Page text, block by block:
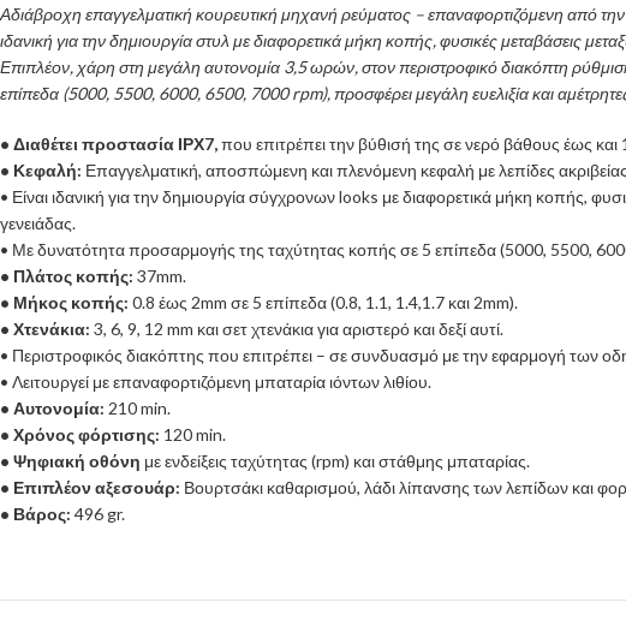
Αδιάβροχη επαγγελματική κουρευτική μηχανή ρεύματος – επαναφορτιζόμενη από
ιδανική για την δημιουργία στυλ με διαφορετικά μήκη κοπής, φυσικές μεταβάσεις
Επιπλέον, χάρη στη μεγάλη αυτονομία 3,5 ωρών, στον περιστροφικό διακόπτη
επίπεδα (5000, 5500, 6000, 6500, 7000 rpm), προσφέρει μεγάλη ευελιξία και
• Διαθέτει προστασία ΙΡΧ7,που επιτρέπει την βύθισή της σε νερό βάθους έως
• Κεφαλή: Επαγγελματική, αποσπώμενη και πλενόμενη κεφαλή με λεπίδες
• Είναι ιδανική για την δημιουργία σύγχρονων looks με διαφορετικά μήκη κοπής,
γενειάδας.
• Με δυνατότητα προσαρμογής της ταχύτητας κοπής σε 5 επίπεδα (5000, 5500,
• Πλάτος κοπής: 37mm.
• Μήκος κοπής: 0.8 έως 2mm σε 5 επίπεδα (0.8, 1.1, 1.4,1.7 και 2mm).
• Χτενάκια: 3, 6, 9, 12 mm και σετ χτενάκια για αριστερό και δεξί αυτί.
• Περιστροφικός διακόπτης που επιτρέπει – σε συνδυασμό με την εφαρμογή των
• Λειτουργεί με επαναφορτιζόμενη μπαταρία ιόντων λιθίου.
• Αυτονομία: 210 min.
• Χρόνος φόρτισης: 120 min.
• Ψηφιακή οθόνη με ενδείξεις ταχύτητας (rpm) και στάθμης μπαταρίας.
• Επιπλέον αξεσουάρ: Βουρτσάκι καθαρισμού, λάδι λίπανσης των λεπίδων και
• Βάρος: 496 gr.